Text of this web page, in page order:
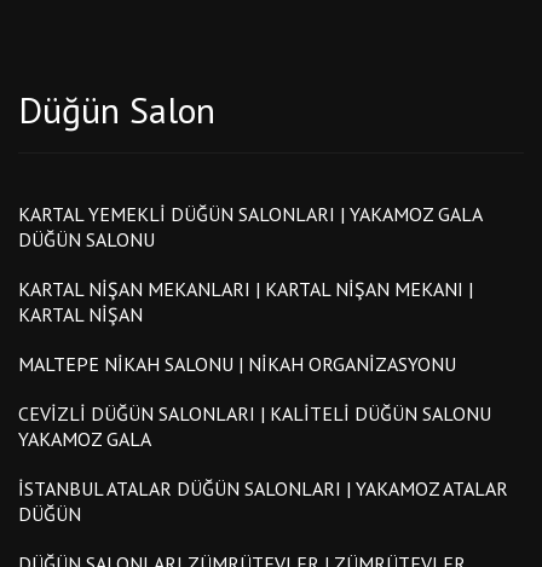
Düğün Salon
KARTAL YEMEKLI DÜĞÜN SALONLARI | YAKAMOZ GALA
DÜĞÜN SALONU
KARTAL NIŞAN MEKANLARI | KARTAL NIŞAN MEKANI |
KARTAL NIŞAN
MALTEPE NIKAH SALONU | NIKAH ORGANIZASYONU
CEVIZLI DÜĞÜN SALONLARI | KALITELI DÜĞÜN SALONU
YAKAMOZ GALA
İSTANBUL ATALAR DÜĞÜN SALONLARI | YAKAMOZ ATALAR
DÜĞÜN